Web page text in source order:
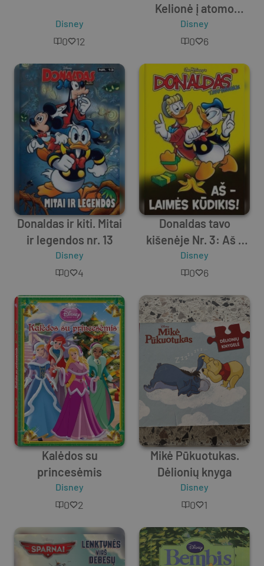
Disney
0 12
Kelionė į atomo
centrą ir kas
pasaulyje
Disney
0 6
Donaldas ir kiti. Mitai
ir legendos nr. 13
Disney
0 4
Donaldas tavo
kišenėje Nr. 3: Aš –
laimės kūdikis!
Disney
0 6
Kalėdos su
princesėmis
Disney
0 2
Mikė Pūkuotukas.
Dėlionių knyga
Disney
0 1